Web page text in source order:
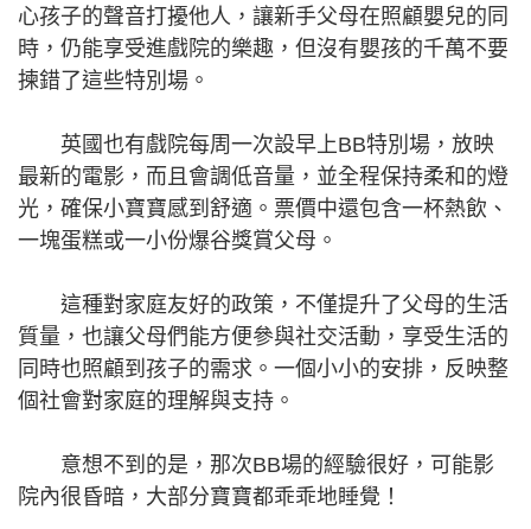
心孩子的聲音打擾他人，讓新手父母在照顧嬰兒的同
時，仍能享受進戲院的樂趣，但沒有嬰孩的千萬不要
揀錯了這些特別場。
英國也有戲院每周一次設早上BB特別場，放映
最新的電影，而且會調低音量，並全程保持柔和的燈
光，確保小寶寶感到舒適。票價中還包含一杯熱飲、
一塊蛋糕或一小份爆谷獎賞父母。
這種對家庭友好的政策，不僅提升了父母的生活
質量，也讓父母們能方便參與社交活動，享受生活的
同時也照顧到孩子的需求。一個小小的安排，反映整
個社會對家庭的理解與支持。
意想不到的是，那次BB場的經驗很好，可能影
院內很昏暗，大部分寶寶都乖乖地睡覺！